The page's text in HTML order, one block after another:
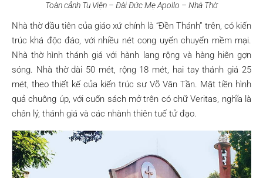
Toàn cảnh Tu Viện – Đài Đức Mẹ Apollo – Nhà Thờ
Nhà thờ đầu tiên của giáo xứ chính là “Đền Thánh” trên, có kiến
trúc khá độc đáo, với nhiều nét cong uyển chuyển mềm mại.
Nhà thờ hình thánh giá với hành lang rộng và hàng hiên gợn
sóng. Nhà thờ dài 50 mét, rộng 18 mét, hai tay thánh giá 25
mét, theo thiết kế của kiến trúc sư Võ Văn Tần. Mặt tiền hình
quả chuông úp, với cuốn sách mở trên có chữ Veritas, nghĩa là
chân lý, thánh giá và các nhành thiên tuế tử đạo.